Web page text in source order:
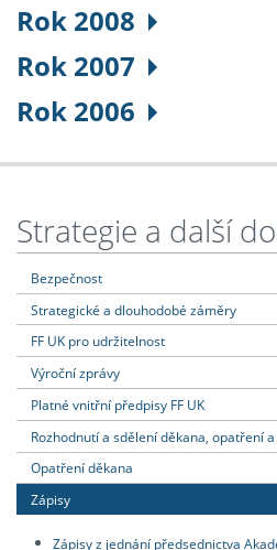
Rok 2008
Rok 2007
Rok 2006
Strategie a další
Bezpečnost
Strategické a dlouhodobé záměry
FF UK pro udržitelnost
Výroční zprávy
Platné vnitřní předpisy FF UK
Rozhodnutí a sdělení děkana, opatření
Opatření děkana
Zápisy
Zápisy z jednání předsednictva